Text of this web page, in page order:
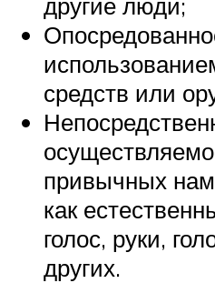
средств или
привычных нам
как
голос, руки,
других.